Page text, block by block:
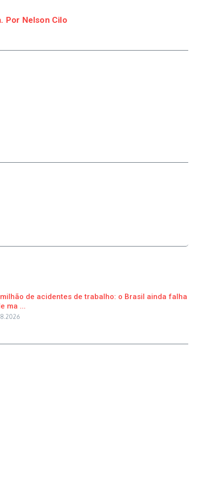
Por Nelson Cilo
de acidentes de trabalho: o Brasil ainda falha
ma ...